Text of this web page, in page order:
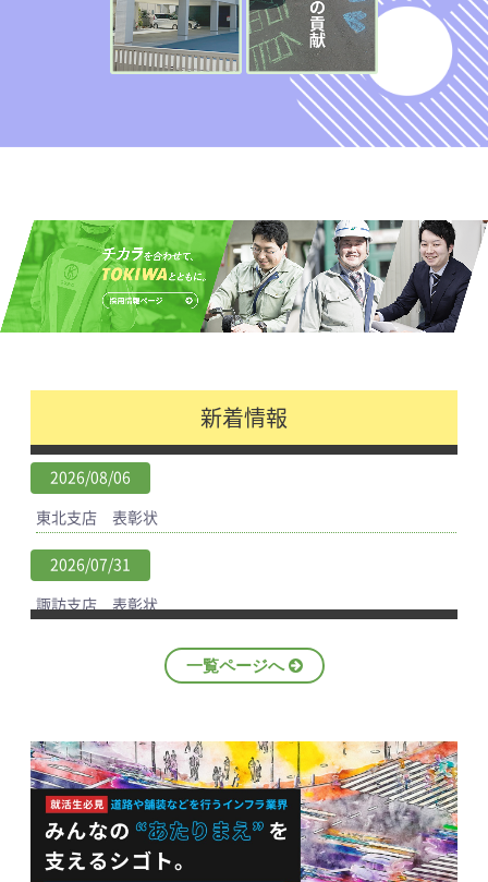
新着情報
2026/08/06
東北支店 表彰状
2026/07/31
諏訪支店 表彰状
2026/07/31
国土交通省近畿地方整備局 令和8年度工事成績優秀企業認定
書
2026/07/27
一覧ページへ